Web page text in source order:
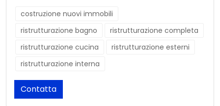
costruzione nuovi immobili
ristrutturazione bagno
ristrutturazione completa
ristrutturazione cucina
ristrutturazione esterni
ristrutturazione interna
Contatta